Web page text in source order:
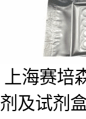
海赛培
及试剂